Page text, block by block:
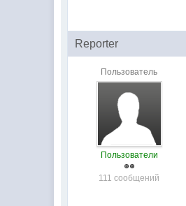
Reporter
Пользователь
Пользователи
111 сообщений